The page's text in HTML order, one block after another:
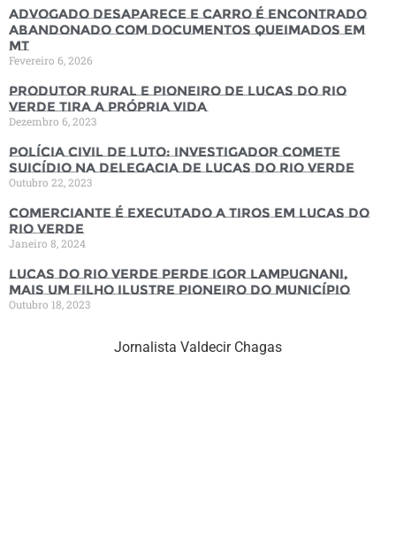
Advogado desaparece e carro é encontrado
abandonado com documentos queimados em
MT
Fevereiro 6, 2026
Produtor rural e pioneiro de Lucas do Rio
Verde tira a própria vida
Dezembro 6, 2023
Polícia Civil de luto: Investigador comete
suicídio na Delegacia de Lucas do Rio Verde
Outubro 22, 2023
Comerciante é executado a tiros em Lucas do
Rio Verde
Janeiro 8, 2024
Lucas do Rio Verde perde Igor Lampugnani,
mais um filho ilustre pioneiro do município
Outubro 18, 2023
Jornalista Valdecir Chagas